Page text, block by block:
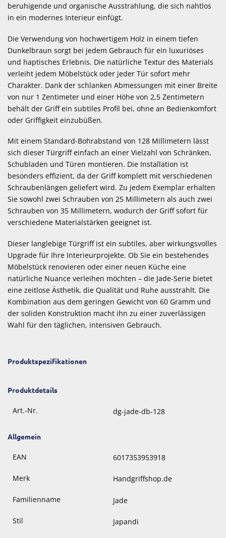
beruhigende und organische Ausstrahlung, die sich nahtlos
in ein modernes Interieur einfügt.
Die Verwendung von hochwertigem Holz in einem tiefen
Dunkelbraun sorgt bei jedem Gebrauch für ein luxuriöses
und haptisches Erlebnis. Die natürliche Textur des Materials
verleiht jedem Möbelstück oder jeder Tür sofort mehr
Charakter. Dank der schlanken Abmessungen mit einer Breite
von nur 1 Zentimeter und einer Höhe von 2,5 Zentimetern
behält der Griff ein subtiles Profil bei, ohne an Bedienkomfort
oder Griffigkeit einzubüßen.
Mit einem Standard-Bohrabstand von 128 Millimetern lässt
sich dieser Türgriff einfach an einer Vielzahl von Schränken,
Schubladen und Türen montieren. Die Installation ist
besonders effizient, da der Griff komplett mit verschiedenen
Schraubenlängen geliefert wird. Zu jedem Exemplar erhalten
Sie sowohl zwei Schrauben von 25 Millimetern als auch zwei
Schrauben von 35 Millimetern, wodurch der Griff sofort für
verschiedene Materialstärken geeignet ist.
Dieser langlebige Türgriff ist ein subtiles, aber wirkungsvolles
Upgrade für Ihre Interieurprojekte. Ob Sie ein bestehendes
Möbelstück renovieren oder einer neuen Küche eine
natürliche Nuance verleihen möchten – die Jade-Serie bietet
eine zeitlose Ästhetik, die Qualität und Ruhe ausstrahlt. Die
Kombination aus dem geringen Gewicht von 60 Gramm und
der soliden Konstruktion macht ihn zu einer zuverlässigen
Wahl für den täglichen, intensiven Gebrauch.
Produktspezifikationen
Produktdetails
Art.-Nr. dg-jade-db-128
Allgemein
EAN 6017353953918
Merk Handgriffshop.de
Familienname Jade
Stil Japandi